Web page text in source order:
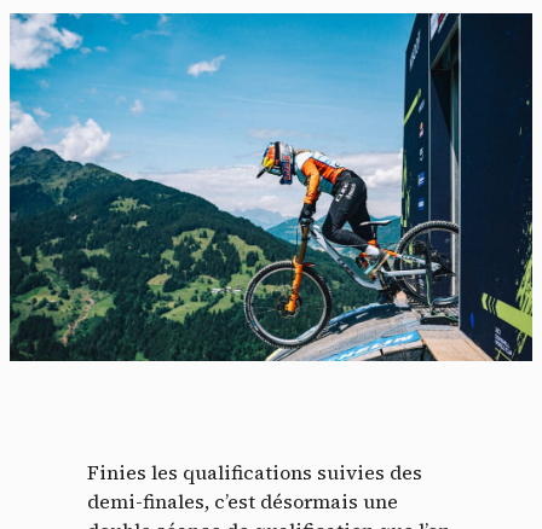
Finies les qualifications suivies des
demi-finales, c’est désormais une